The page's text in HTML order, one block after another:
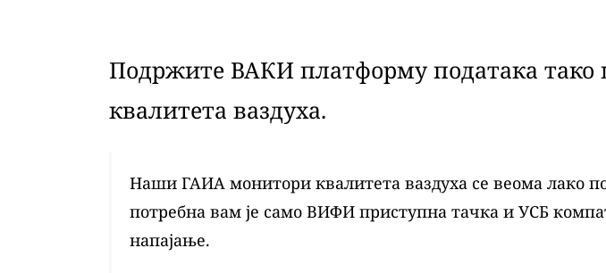
Подржите ВАКИ платформу података тако
квалитета ваздуха.
Наши ГАИА монитори квалитета ваздуха се веома лако
потребна вам је само ВИФИ приступна тачка и УСБ
напајање.